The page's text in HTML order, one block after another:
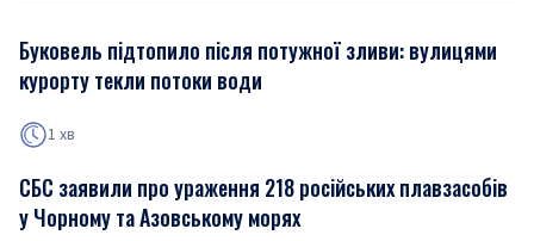
Буковель підтопило після потужної зливи: вулицями
курорту текли потоки води
1 хв
СБС заявили про ураження 218 російських плавзасобів
у Чорному та Азовському морях